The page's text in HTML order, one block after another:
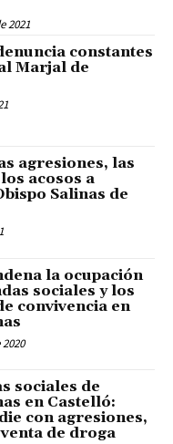
2021
constantes
Marjal de
agresiones, las
acosos a
Salinas de
la ocupación
sociales y los
convivencia en
sociales de
en Castelló:
con agresiones,
de droga